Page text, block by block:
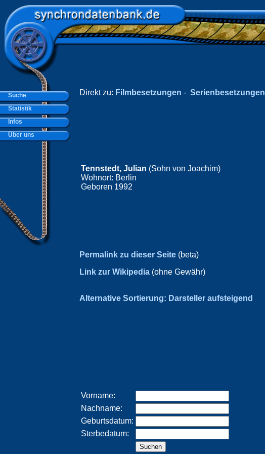
Direkt zu: Filmbesetzungen - Serienbesetzungen
Tennstedt, Julian (Sohn von Joachim)
Wohnort: Berlin
Geboren 1992
Permalink zu dieser Seite (beta)
Link zur Wikipedia (ohne Gewähr)
Alternative Sortierung: Darsteller aufsteigend
Vorname:
Nachname:
Geburtsdatum:
Sterbedatum:
Suche
Statistik
Infos
Über uns